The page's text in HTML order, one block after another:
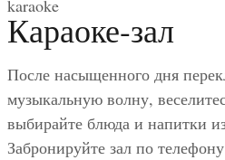
karaoke
Караоке-зал
После насыщенного дня
музыкальную волну,
выбирайте блюда и напитки
Забронируйте зал по